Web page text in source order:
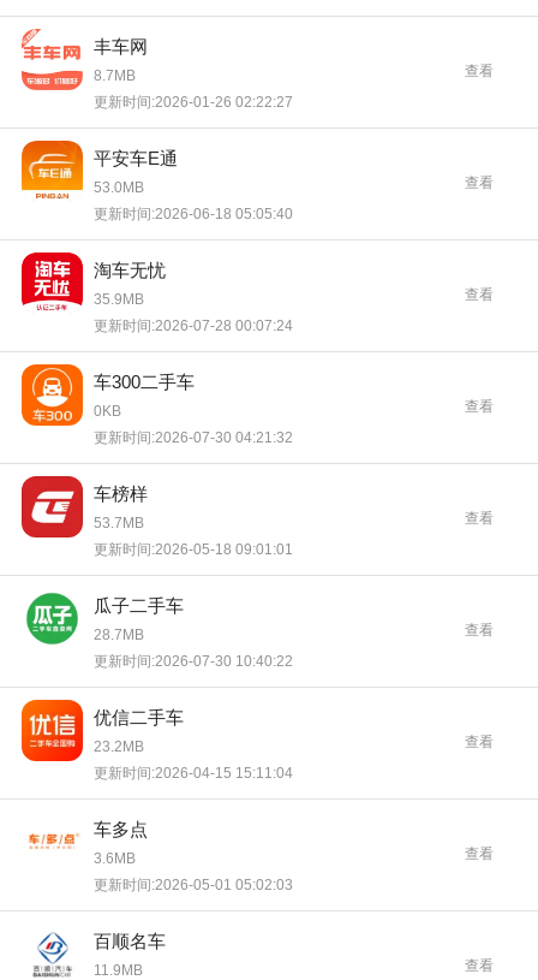
丰车网
8.7MB
更新时间:2026-01-26 02:22:27
查看
平安车E通
53.0MB
更新时间:2026-06-18 05:05:40
查看
淘车无忧
35.9MB
更新时间:2026-07-28 00:07:24
查看
车300二手车
0KB
更新时间:2026-07-30 04:21:32
查看
车榜样
53.7MB
更新时间:2026-05-18 09:01:01
查看
瓜子二手车
28.7MB
更新时间:2026-07-30 10:40:22
查看
优信二手车
23.2MB
更新时间:2026-04-15 15:11:04
查看
车多点
3.6MB
更新时间:2026-05-01 05:02:03
查看
百顺名车
11.9MB
查看